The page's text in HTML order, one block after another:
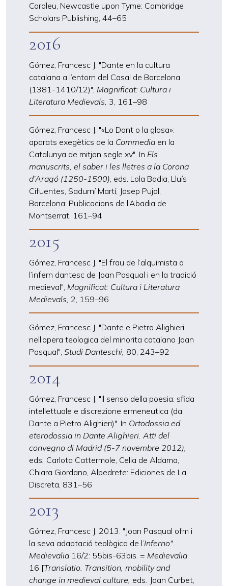
Coroleu, Newcastle upon Tyme: Cambridge
Scholars Publishing, 44–65
2016
Gómez, Francesc J. "Dante en la cultura
catalana a l’entorn del Casal de Barcelona
(1381-1410/12)", Magnificat: Cultura i
Literatura Medievals, 3, 161 –98
Gómez, Francesc J. "«Lo Dant o la glosa»:
aparats exegètics de la Commedia en la
Catalunya de mitjan segle xv". In Els
manuscrits, el saber i les lletres a la Corona
d’Aragó (1250-1500), eds. Lola Badia, Lluís
Cifuentes, Sadurní Martí, Josep Pujol,
Barcelona: Publicacions de l’Abadia de
Montserrat, 161–94
2015
Gómez, Francesc J. "El frau de l’alquimista a
l’infern dantesc de Joan Pasqual i en la tradició
medieval", Magnificat: Cultura i Literatura
Medievals, 2, 159–96
Gómez, Francesc J. "Dante e Pietro Alighieri
nell’opera teologica del minorita catalano Joan
Pasqual", Studi Danteschi, 80, 243–92
2014
Gómez, Francesc J. "Il senso della poesia: sfida
intellettuale e discrezione ermeneutica (da
Dante a Pietro Alighieri)". In Ortodossia ed
eterodossia in Dante Alighieri. Atti del
convegno di Madrid (5-7 novembre 2012),
eds Carlota Cattermole, Celia de Aldama,
Chiara Giordano, Alpedrete: Ediciones de La
Discreta, 831 –56
2013
Gómez, Francesc J. 2013. "Joan Pasqual ofm i
la seva adaptació teològica de l’Inferno".
Medievalia 16/2: 55bis-63bis. = Medievalia
16 [Translatio. Transition, mobility and
change in medieval culture, eds. Joan Curbet,